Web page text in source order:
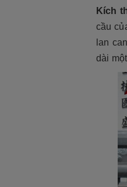
Kích
cầu
lan
dài